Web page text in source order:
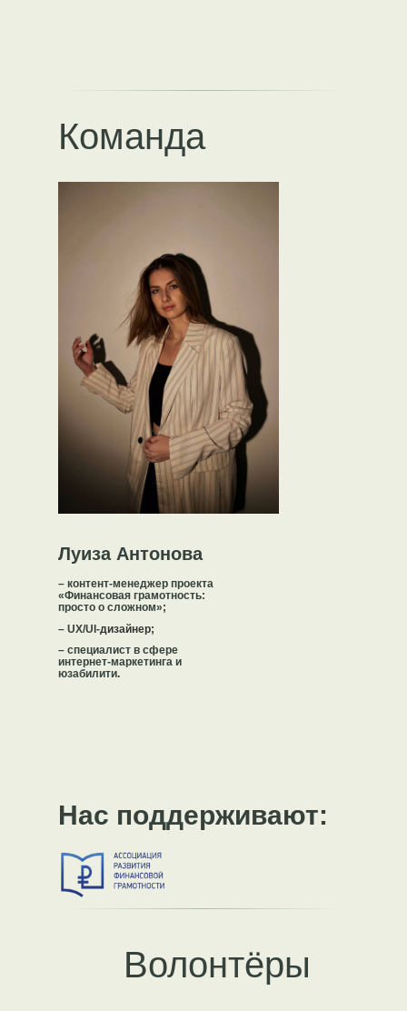
Команда
Луиза Антонова
– UX/UI-дизайнер;
– специалист в сфере
интернет-маркетинга и
юзабилити.
– контент-менеджер проекта
«Финансовая грамотность:
просто о сложном»;
Нас поддерживают:
Волонтёры